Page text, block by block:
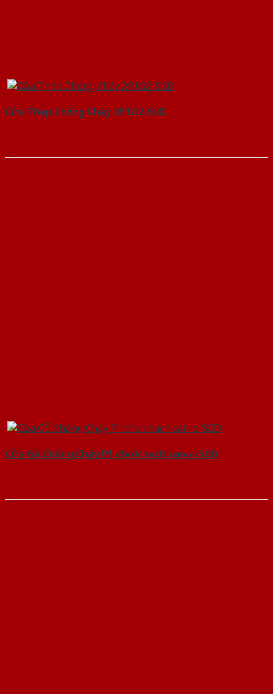
Cửa Thép Chống Cháy 2P1G2-SGD
Cửa Gỗ Chống Cháy P1 cho khach san-a-SGD